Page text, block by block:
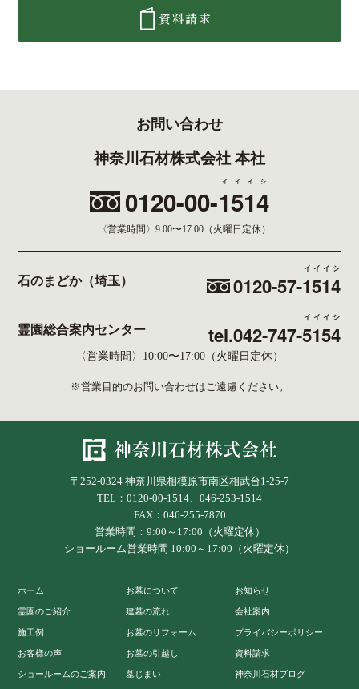
資料請求
お問い合わせ
神奈川石材株式会社 本社
0120-00-1514
イイイシ
〈営業時間〉 9:00〜17:00（火曜日定休）
石のまどか（埼玉） 0120-57-1514
イイイシ
霊園総合案内センター tel.042-747-5154
イイイシ
〈営業時間〉10:00〜17:00（火曜日定休）
※営業目的のお問い合わせはご遠慮ください。
〒252-0324 神奈川県相模原市南区相武台1-25-7
TEL：0120-00-1514、046-253-1514
FAX：046-255-7870
営業時間：9:00～17:00（火曜定休）
ショールーム営業時間 10:00～17:00（火曜定休）
ホーム
霊園のご紹介
施工例
お客様の声
ショールームのご案内
お墓について
建墓の流れ
お墓のリフォーム
お墓の引越し
墓じまい
お知らせ
会社案内
プライバシーポリシー
資料請求
神奈川石材ブログ